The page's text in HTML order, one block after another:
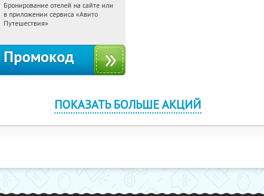
20:48:17
Получи первым!
Россия
Бронирование отелей на сайте или
в приложении сервиса «Авито
Путешествия»
Промокод
ПОКАЗАТЬ БОЛЬШЕ АКЦИЙ